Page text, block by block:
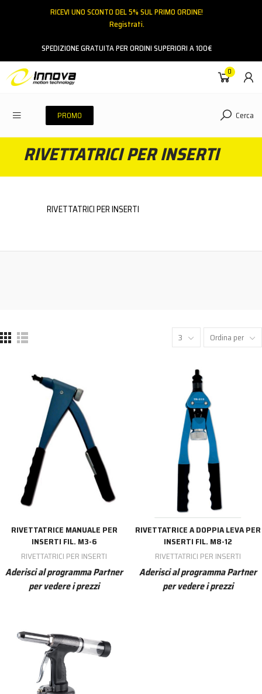
RICEVI UNO SCONTO DEL 5% SUL PRIMO ORDINE!
Registrati.
SPEDIZIONE GRATUITA PER ORDINI SUPERIORI A 100€
0
PROMO Cerca
RIVETTATRICI PER INSERTI
RIVETTATRICI PER INSERTI
3 Ordina per
RIVETTATRICE MANUALE PER
INSERTI FIL. M3-6
RIVETTATRICI PER INSERTI
Aderisci al programma Partner
per vedere i prezzi
RIVETTATRICE A DOPPIA LEVA PER
INSERTI FIL. M8-12
RIVETTATRICI PER INSERTI
Aderisci al programma Partner
per vedere i prezzi
ACCEDI
Hai dimenticato la password?
NESSUN ACCOUNTCREA UN NUOVO ACCOUNT